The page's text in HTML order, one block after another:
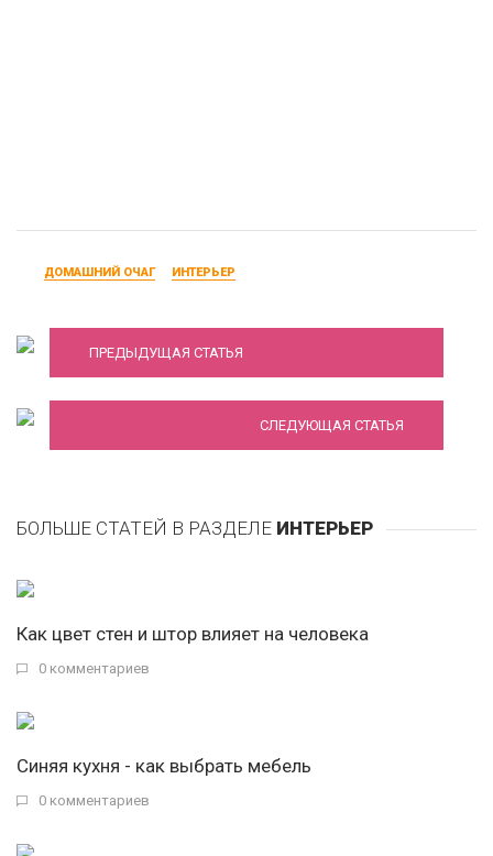
ДОМАШНИЙ ОЧАГ ИНТЕРЬЕР
ПРЕДЫДУЩАЯ СТАТЬЯ
Шторы для гостиной
СЛЕДУЮЩАЯ СТАТЬЯ
БОЛЬШЕ СТАТЕЙ В РАЗДЕЛЕ ИНТЕРЬЕР
Как цвет стен и штор влияет на человека
0 комментариев
Синяя кухня - как выбрать мебель
0 комментариев